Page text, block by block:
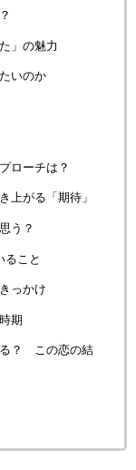
」の魅力
いのか
ローチは？
上がる「期待」
う？
ること
っかけ
期
る？ この恋の結